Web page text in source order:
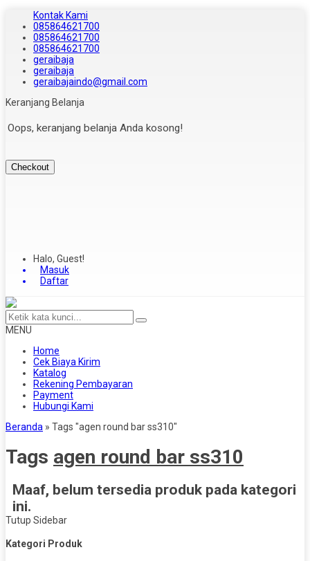
Kontak Kami
085864621700
085864621700
085864621700
geraibaja
geraibaja
geraibajaindo@gmail.com
Keranjang Belanja
Oops, keranjang belanja Anda kosong!
Checkout
Halo, Guest!
Masuk
Daftar
MENU
Home
Cek Biaya Kirim
Katalog
Rekening Pembayaran
Payment
Hubungi Kami
Beranda » Tags "agen round bar ss310"
Tags agen round bar ss310
Maaf, belum tersedia produk pada kategori
ini.
Tutup Sidebar
Kategori Produk